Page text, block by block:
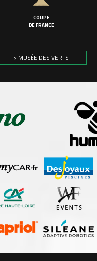
COUPE
DE FRANCE
> MUSÉE DES VERTS